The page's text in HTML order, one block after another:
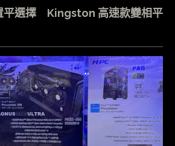
平選擇 Kingston 高速款變相平